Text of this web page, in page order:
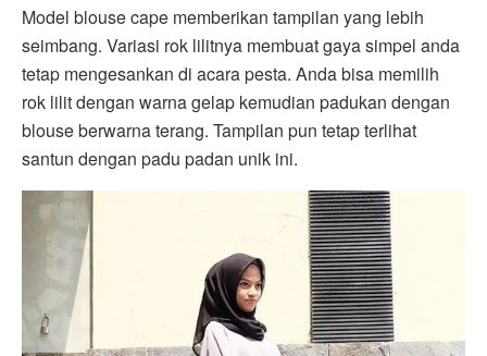
Model blouse cape memberikan tampilan yang lebih
seimbang. Variasi rok lilitnya membuat gaya simpel anda
tetap mengesankan di acara pesta. Anda bisa memilih
rok lilit dengan warna gelap kemudian padukan dengan
blouse berwarna terang. Tampilan pun tetap terlihat
santun dengan padu padan unik ini.